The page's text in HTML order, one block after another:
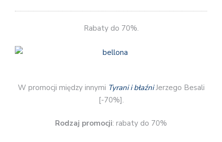
Rabaty do 70%.
W promocji między innymi Tyrani i błaźniJerzego Besali
[-70%].
Rodzaj promocji: rabaty do 70%